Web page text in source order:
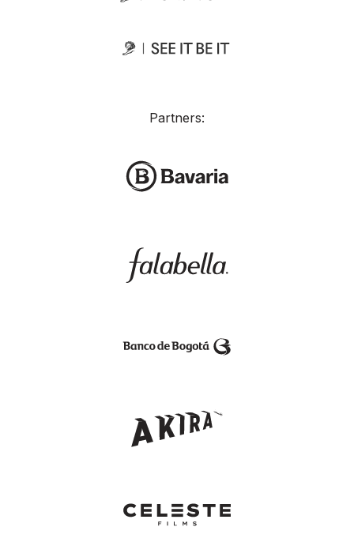
Partners: